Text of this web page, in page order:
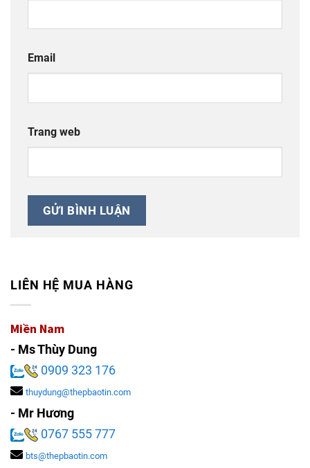
Email
Trang web
LIÊN HỆ MUA HÀNG
Miền Nam
- Ms Thùy Dung
0909 323 176
thuydung@thepbaotin.com
- Mr Hương
0767 555 777
bts@thepbaotin.com